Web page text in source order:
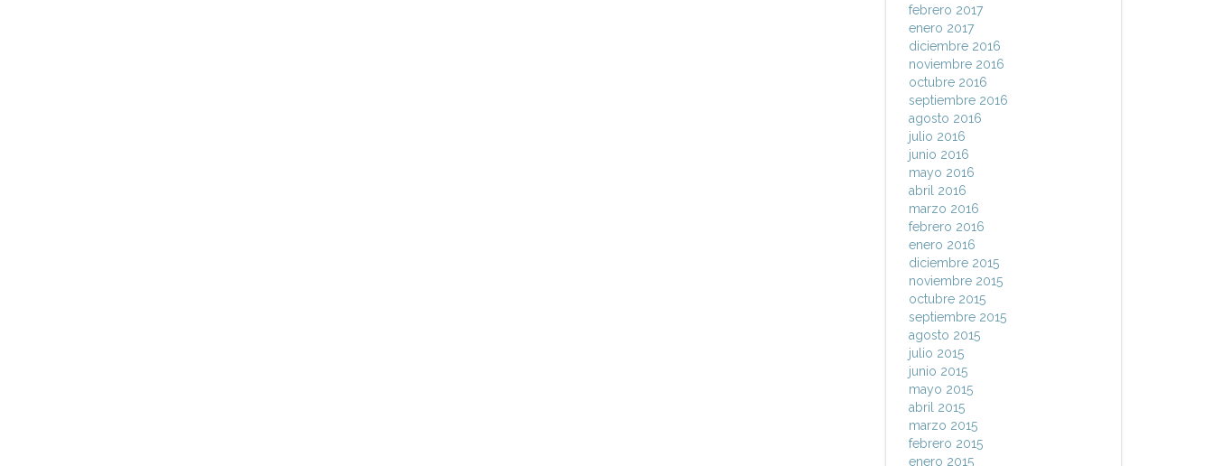
febrero 2017
enero 2017
diciembre 2016
noviembre 2016
octubre 2016
septiembre 2016
agosto 2016
julio 2016
junio 2016
mayo 2016
abril 2016
marzo 2016
febrero 2016
enero 2016
diciembre 2015
noviembre 2015
octubre 2015
septiembre 2015
agosto 2015
julio 2015
junio 2015
mayo 2015
abril 2015
marzo 2015
febrero 2015
enero 2015